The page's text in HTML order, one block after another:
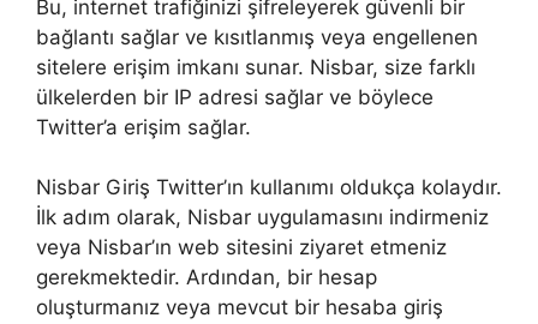
Bu, internet trafiğinizi şifreleyerek güvenli bir
bağlantı sağlar ve kısıtlanmış veya engellenen
sitelere erişim imkanı sunar. Nisbar, size farklı
ülkelerden bir IP adresi sağlar ve böylece
Twitter’a erişim sağlar.
Nisbar Giriş Twitter’ın kullanımı oldukça kolaydır.
İlk adım olarak, Nisbar uygulamasını indirmeniz
veya Nisbar’ın web sitesini ziyaret etmeniz
gerekmektedir. Ardından, bir hesap
oluşturmanız veya mevcut bir hesaba giriş